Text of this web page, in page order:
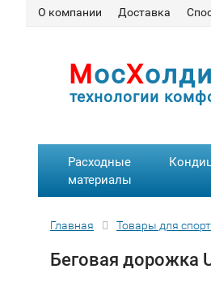
О компании Доставка
МосХ
технологии
Расходные
материалы
Главная Товары для
Беговая дорожка